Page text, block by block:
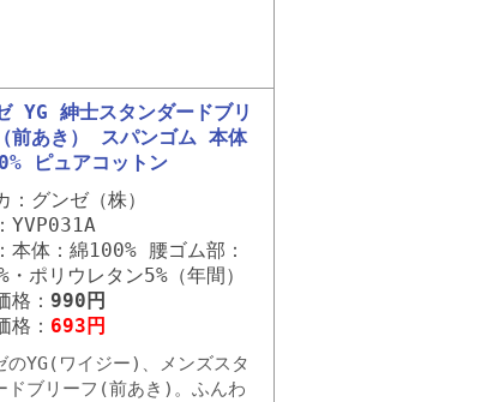
YG 紳士スタンダードブリ
前あき） スパンゴム 本体
ピュアコットン
：グンゼ（株）
YVP031A
本体：綿100% 腰ゴム部：
・ポリウレタン5%（年間）
格： 990円
格： 693円
のYG(ワイジー)、メンズスタ
ドブリーフ(前あき)。ふんわ